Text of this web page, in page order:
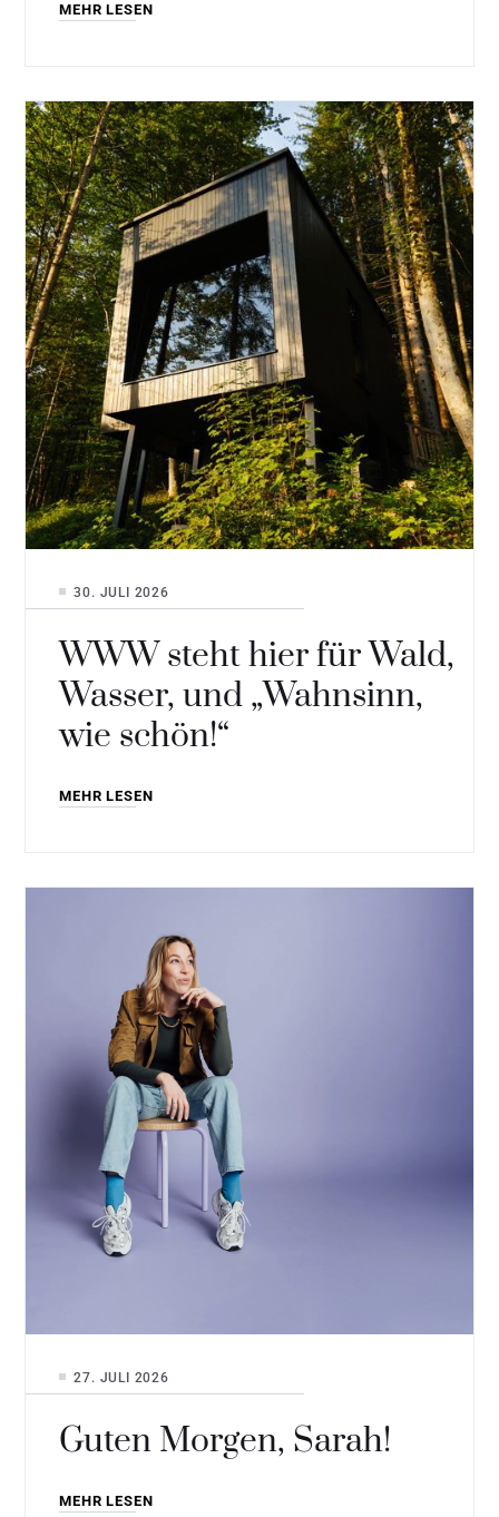
MEHR LESEN
WWW steht hier für Wald,
Wasser, und „Wahnsinn,
wie schön!“
30. JULI 2026
MEHR LESEN
Guten Morgen, Sarah!
27. JULI 2026
MEHR LESEN